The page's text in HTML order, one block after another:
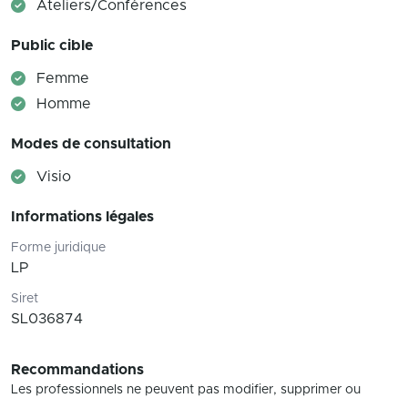
Ateliers/Conférences
Public cible
Femme
Homme
Modes de consultation
Visio
Informations légales
Forme juridique
LP
Siret
SL036874
Recommandations
Les professionnels ne peuvent pas modifier, supprimer ou